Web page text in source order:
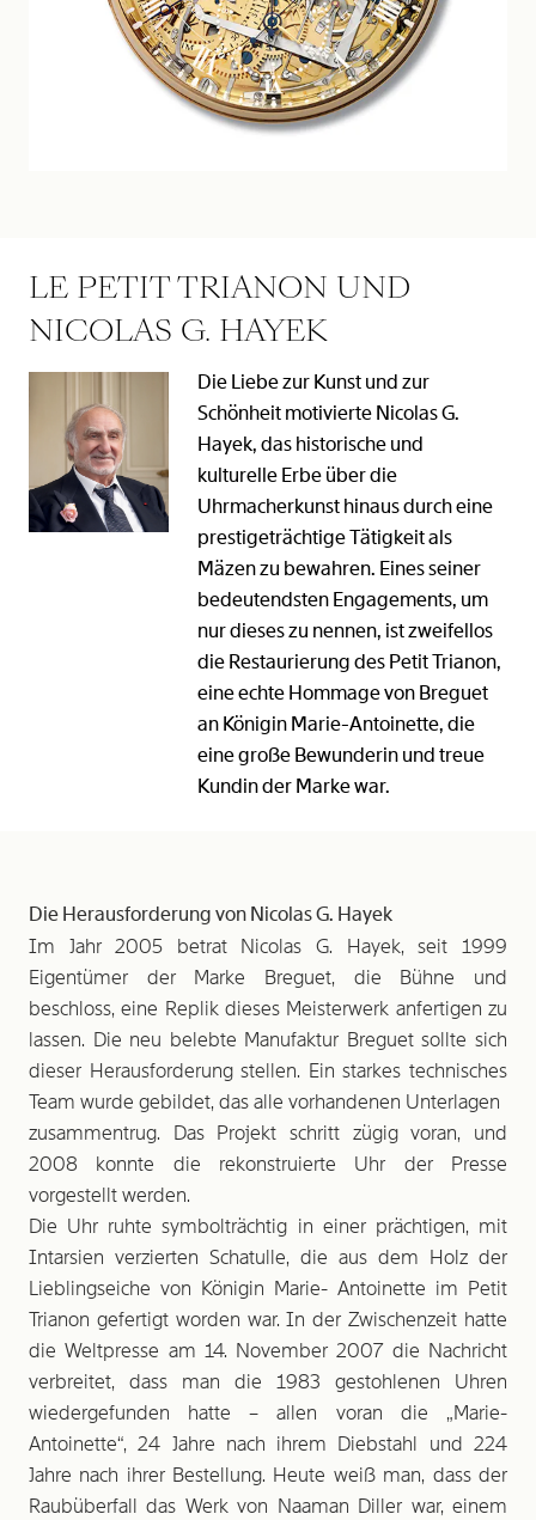
LE PETIT TRIANON UND
NICOLAS G. HAYEK
Die Liebe zur Kunst und zur
Schönheit motivierte Nicolas G.
Hayek, das historische und
kulturelle Erbe über die
Uhrmacherkunst hinaus durch eine
prestigeträchtige Tätigkeit als
Mäzen zu bewahren. Eines seiner
bedeutendsten Engagements, um
nur dieses zu nennen, ist zweifellos
die Restaurierung des Petit Trianon,
eine echte Hommage von Breguet
an Königin Marie-Antoinette, die
eine große Bewunderin und treue
Kundin der Marke war.
Die Herausforderung von Nicolas G. Hayek
Im Jahr 2005 betrat Nicolas G. Hayek, seit 1999
Eigentümer der Marke Breguet, die Bühne und
beschloss, eine Replik dieses Meisterwerk anfertigen zu
lassen. Die neu belebte Manufaktur Breguet sollte sich
dieser Herausforderung stellen. Ein starkes technisches
Team wurde gebildet, das alle vorhandenen Unterlagen
zusammentrug. Das Projekt schritt zügig voran, und
2008 konnte die rekonstruierte Uhr der Presse
vorgestellt werden.
Die Uhr ruhte symbolträchtig in einer prächtigen, mit
Intarsien verzierten Schatulle, die aus dem Holz der
Lieblingseiche von Königin Marie- Antoinette im Petit
Trianon gefertigt worden war. In der Zwischenzeit hatte
die Weltpresse am 14. November 2007 die Nachricht
verbreitet, dass man die 1983 gestohlenen Uhren
wiedergefunden hatte – allen voran die „Marie-
Antoinette“, 24 Jahre nach ihrem Diebstahl und 224
Jahre nach ihrer Bestellung. Heute weiß man, dass der
Raubüberfall das Werk von Naaman Diller war, einem